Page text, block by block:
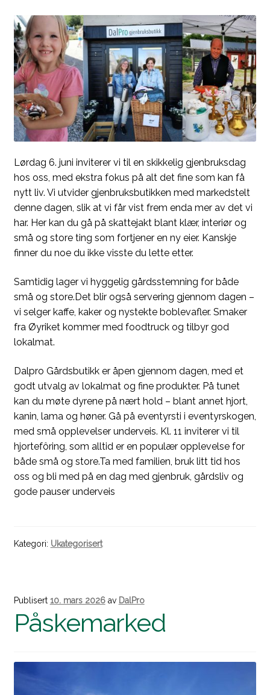
Lørdag 6. juni inviterer vi til en skikkelig gjenbruksdag
hos oss, med ekstra fokus på alt det fine som kan få
nytt liv. Vi utvider gjenbruksbutikken med markedstelt
denne dagen, slik at vi får vist frem enda mer av det vi
har. Her kan du gå på skattejakt blant klær, interiør og
små og store ting som fortjener en ny eier. Kanskje
finner du noe du ikke visste du lette etter.
Samtidig lager vi hyggelig gårdsstemning for både
små og store.Det blir også servering gjennom dagen –
vi selger kaffe, kaker og nystekte boblevafler. Smaker
fra Øyriket kommer med foodtruck og tilbyr god
lokalmat.
Dalpro Gårdsbutikk er åpen gjennom dagen, med et
godt utvalg av lokalmat og fine produkter. På tunet
kan du møte dyrene på nært hold – blant annet hjort,
kanin, lama og høner. Gå på eventyrsti i eventyrskogen,
med små opplevelser underveis. Kl. 11 inviterer vi til
hjortefôring, som alltid er en populær opplevelse for
både små og store.Ta med familien, bruk litt tid hos
oss og bli med på en dag med gjenbruk, gårdsliv og
gode pauser underveis
Kategori: Ukategorisert
Publisert 10. mars 2026 av DalPro
Påskemarked